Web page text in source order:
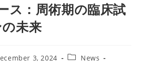
ス：周術期の臨床試
未来
3, 2024
PostNews